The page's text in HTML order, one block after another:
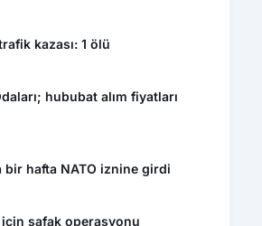
kazası: 1 ölü
hububat alım fiyatları
bir hafta NATO iznine girdi
için şafak operasyonu